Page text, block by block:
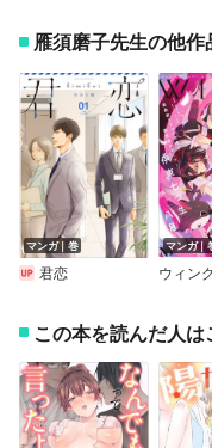
雁須磨子先生の他作
マンガ｜巻
君恋
マンガ｜
この本を読んだ人